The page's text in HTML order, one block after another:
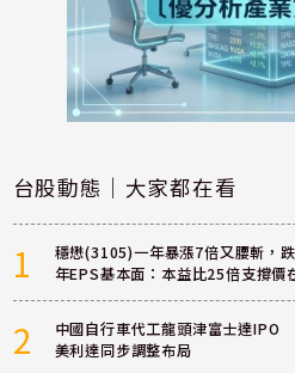
台股動態｜大家都在看
1
穩懋(3105)一年暴漲7倍又腰斬，
年EPS基本面：本益比25倍支撐價
2
中國自行車代工龍頭津富士達IPO
美利達同步調整布局